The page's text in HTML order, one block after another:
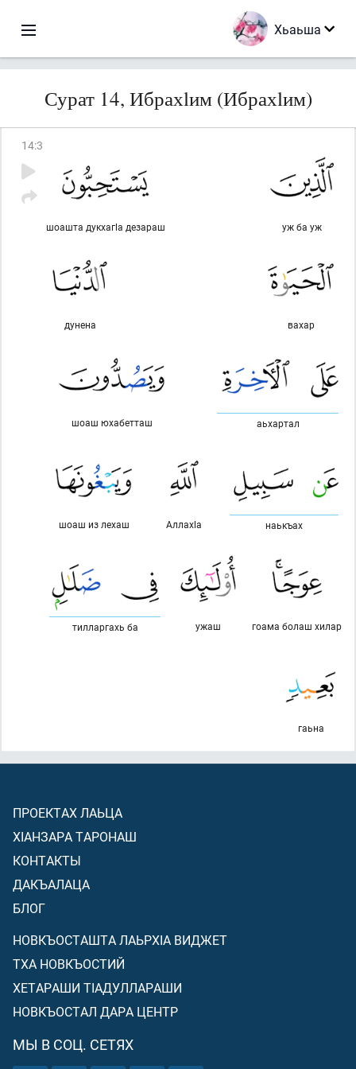
Хьаьша
Сурат 14, Ибрахlим (Ибрахlим)
14:3
уж ба уж
шоашта дукхагlа дезараш
вахар
дунена
аьхартал
шоаш юхабетташ
наькъах
Аллахlа
шоаш из лехаш
гоама болаш хилар
ужаш
тилларгахь ба
гаьна
ПРОЕКТАХ ЛАЬЦА
ХIАНЗАРА ТАРОНАШ
КОНТАКТЫ
ДАКЪАЛАЦА
БЛОГ
НОВКЪОСТАШТА ЛАЬРХIА ВИДЖЕТ
ТХА НОВКЪОСТИЙ
ХЕТАРАШИ ТIАДУЛЛАРАШИ
НОВКЪОСТАЛ ДАРА ЦЕНТР
МЫ В СОЦ. СЕТЯХ